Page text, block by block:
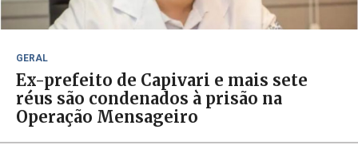
GERAL
Ex-prefeito de Capivari e mais sete
réus são condenados à prisão na
Operação Mensageiro